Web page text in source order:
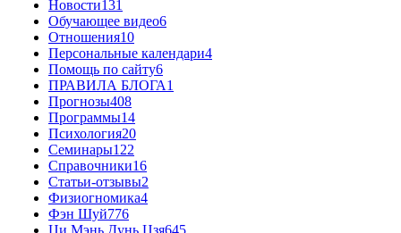
Новости131
Обучающее видео6
Отношения10
Персональные календари4
Помощь по сайту6
ПРАВИЛА БЛОГА1
Прогнозы408
Программы14
Психология20
Семинары122
Справочники16
Статьи-отзывы2
Физиогномика4
Фэн Шуй776